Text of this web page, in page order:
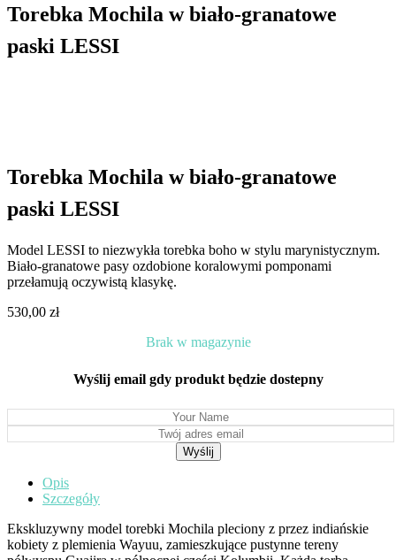
Torebka Mochila w biało-granatowe
paski LESSI
Torebka Mochila w biało-granatowe
paski LESSI
Model LESSI to niezwykła torebka boho w stylu marynistycznym.
Biało-granatowe pasy ozdobione koralowymi pomponami
przełamują oczywistą klasykę.
530,00 zł
Brak w magazynie
Wyślij email gdy produkt będzie dostepny
Opis
Szczegóły
Ekskluzywny model torebki Mochila pleciony z przez indiańskie
kobiety z plemienia Wayuu, zamieszkujące pustynne tereny